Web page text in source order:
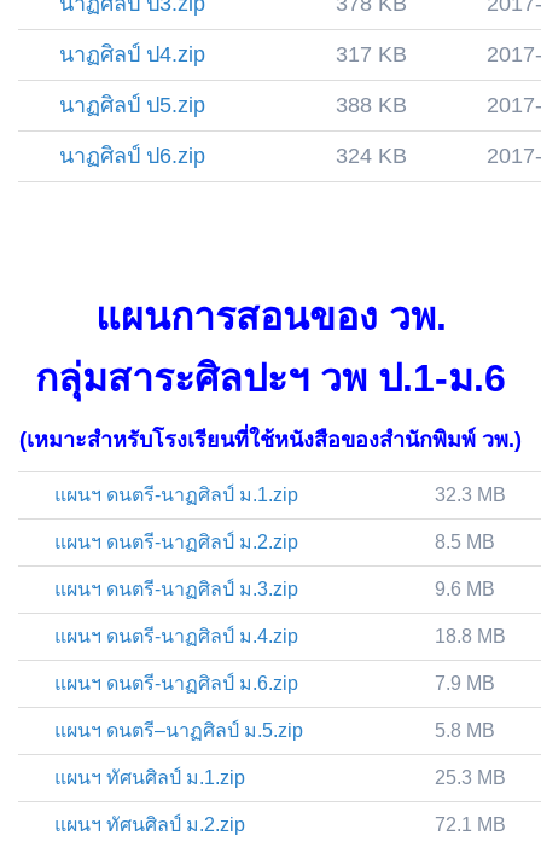
นาฏศิลป์ ป4.zip 317 KB
นาฏศิลป์ ป5.zip 388 KB
นาฏศิลป์ ป6.zip 324 KB
แผนการสอนของ วพ.
กลุ่มสาระศิลปะฯ วพ ป.1-ม.6
(เหมาะสำหรับโรงเรียนที่ใช้หนังสือของสำนักพิมพ์ วพ.)
แผนฯ ดนตรี-นาฏศิลป์ ม.1.zip 32.3 MB
แผนฯ ดนตรี-นาฏศิลป์ ม.2.zip 8.5 MB
แผนฯ ดนตรี-นาฏศิลป์ ม.3.zip 9.6 MB
แผนฯ ดนตรี-นาฏศิลป์ ม.4.zip 18.8 MB
แผนฯ ดนตรี-นาฏศิลป์ ม.6.zip 7.9 MB
แผนฯ ดนตรี–นาฏศิลป์ ม.5.zip 5.8 MB
แผนฯ ทัศนศิลป์ ม.1.zip 25.3 MB
แผนฯ ทัศนศิลป์ ม.2.zip 72.1 MB